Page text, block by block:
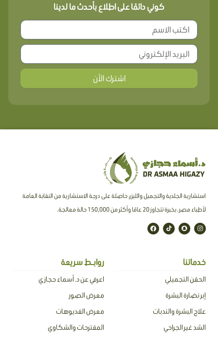
كوني دائمًا على اطلاع بأحدث ما لدينا
اشترك الأن
استشارية الجلدية والتجميل والليزر، حاصلة على درجة الاستشارية من النقابة العامة
لأطباء مصر ، بخبرة تتجاوز 20 عامًا وأكثر من 150,000 حالة معالجة.
I
n
s
a
S
n
a
a
t
T
i
k
F
a
c
خدماتنا
الحقن التجميلي
إبر نضارة البشرة
علاج البشرة والندبات
الشد غير الجراحي
روابـط سريعة
اعرفي عن د. أسماء حجازي
معرض الصور
معرض الفديوهات
المقترحات والشكاوي